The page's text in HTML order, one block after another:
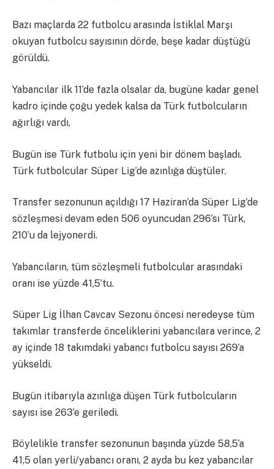
Bazı maçlarda 22 futbolcu arasında İstiklal Marşı
okuyan futbolcu sayısının dörde, beşe kadar düştüğü
görüldü.
Yabancılar ilk 11’de fazla olsalar da, bugüne kadar genel
kadro içinde çoğu yedek kalsa da Türk futbolcuların
ağırlığı vardı,
Bugün ise Türk futbolu için yeni bir dönem başladı.
Türk futbolcular Süper Lig’de azınlığa düştüler.
Transfer sezonunun açıldığı 17 Haziran’da Süper Lig’de
sözleşmesi devam eden 506 oyuncudan 296’sı Türk,
210’u da lejyonerdi.
Yabancıların, tüm sözleşmeli futbolcular arasındaki
oranı ise yüzde 41,5’tu.
Süper Lig İlhan Cavcav Sezonu öncesi neredeyse tüm
takımlar transferde önceliklerini yabancılara verince, 2
ay içinde 18 takımdaki yabancı futbolcu sayısı 269’a
yükseldi.
Bugün itibarıyla azınlığa düşen Türk futbolcuların
sayısı ise 263’e geriledi.
Böylelikle transfer sezonunun başında yüzde 58,5’a
41,5 olan yerli/yabancı oranı, 2 ayda bu kez yabancılar